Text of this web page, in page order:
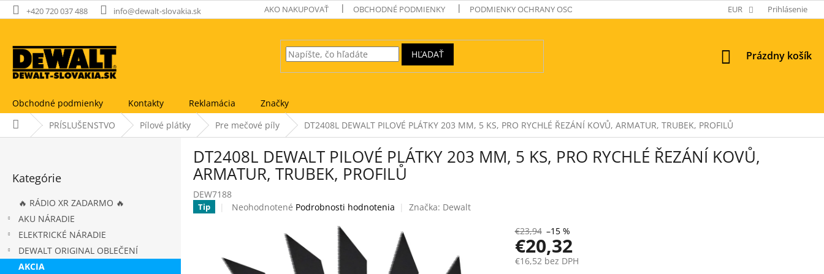
Prejsť
na
+420 720 037 488 info@dewalt-slovakia.sk AKO NAKUPOVAŤ OBCHODNÉ PODMIENKY PODMIENKY OCHRANY OSOBNÝCH ÚDAJOV EUR Prihlásenie
HĽADAŤ
NÁKUPNÝ
Prázdny košík
Obchodné podmienky Kontakty Reklamácia
Značky
DomovPRÍSLUŠENSTVO Pílové plátky Pre mečové píly DT2408L DEWALT PILOVÉ PLÁTKY 203 MM, 5 KS, PRO RYCHLÉ ŘEZÁNÍ KOVŮ, ARMATUR, TRUBEK, PROFILŮ
kategórie
Kategórie
🔥 RÁDIO XR ZADARMO 🔥
AKU NÁRADIE
ELEKTRICKÉ NÁRADIE
DEWALT ORIGINAL OBLEČENÍ
AKCIA
DT2408L DEWALT PILOVÉ PLÁTKY 203 MM, 5 KS, PRO RYCHLÉ ŘEZÁNÍ KOVŮ,
ARMATUR, TRUBEK, PROFILŮ
DEW7188
Tip
Priemerné
z
Neohodnotené Podrobnosti hodnotenia Značka: Dewalt
€23,94 –15 %
€20,32
€16,52 bez DPH